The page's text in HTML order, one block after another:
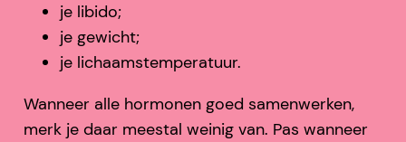
je libido;
je gewicht;
je lichaamstemperatuur.
Wanneer alle hormonen goed samenwerken,
merk je daar meestal weinig van. Pas wanneer